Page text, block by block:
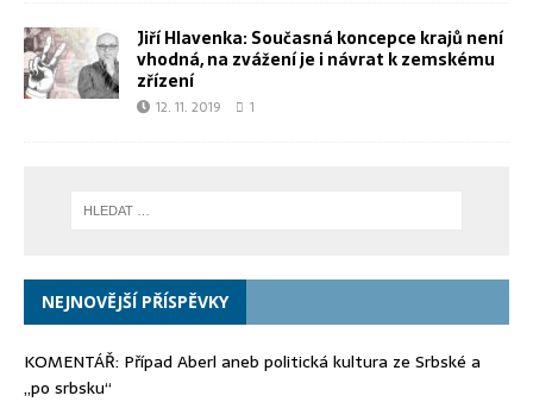
Jiří Hlavenka: Současná koncepce krajů není
vhodná, na zvážení je i návrat k zemskému
zřízení
12. 11. 2019 1
NEJNOVĚJŠÍ PŘÍSPĚVKY
KOMENTÁŘ: Případ Aberl aneb politická kultura ze Srbské a
„po srbsku“